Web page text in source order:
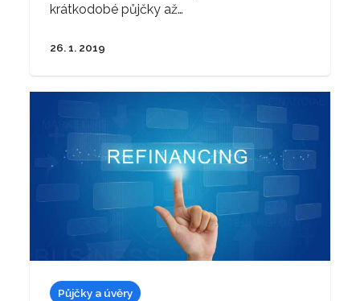
krátkodobé půjčky až…
26. 1. 2019
Půjčky a úvěry